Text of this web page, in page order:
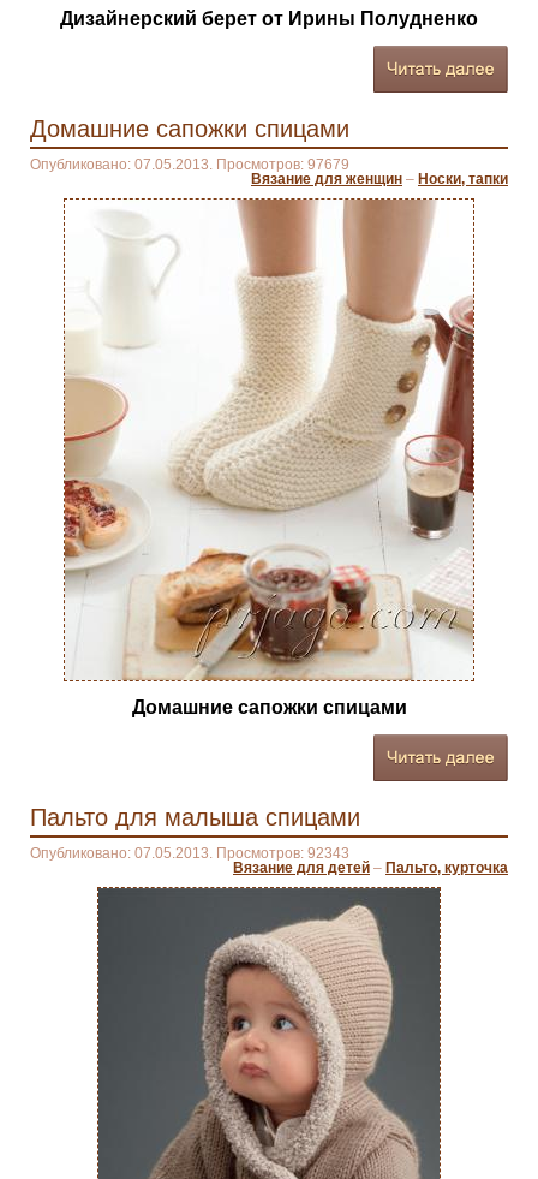
Дизайнерский берет от Ирины Полудненко
Домашние сапожки спицами
Опубликовано: 07.05.2013. Просмотров: 97679
Вязание для женщин – Носки, тапки
Домашние сапожки спицами
Пальто для малыша спицами
Опубликовано: 07.05.2013. Просмотров: 92343
Вязание для детей – Пальто, курточка